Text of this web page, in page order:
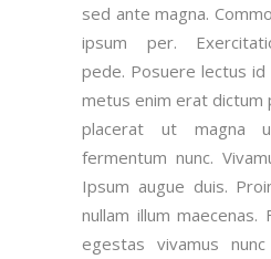
sed ante magna.
ipsum per.
pede. Posuere lectus id
metus enim erat dictum
placerat ut magna
fermentum nunc.
Ipsum augue duis.
nullam illum maecenas.
egestas vivamus